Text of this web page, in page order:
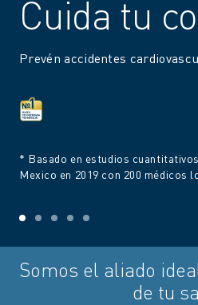
Cuida tu
Prevén accidentes
* Basado en estudios
Mexico en 2019 con 200 médicos
Somos el aliado
de tu